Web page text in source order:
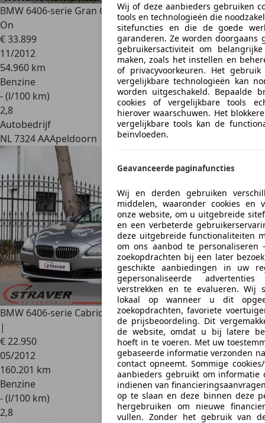
BMW 6406-serie Gran Coupé 640i High Executive | Dealer
On
€ 33.899
11/2012
54.960 km
Benzine
- (l/100 km)
2,8
Autobedrijf
NL 7324 AAApeldoorn
BMW 6406-serie Cabrio 640i High Executive |Head-up |20"
|
€ 22.950
05/2012
160.201 km
Benzine
- (l/100 km)
2,8
Wij of deze aanbieders gebruiken
tools en technologieën die
sitefuncties en die de goede
garanderen. Ze worden doorgaans
gebruikersactiviteit om
maken, zoals het instellen en
of privacyvoorkeuren. Het
vergelijkbare technologieën kan
worden uitgeschakeld. Bepaalde
cookies of vergelijkbare tools
hierover waarschuwen. Het
vergelijkbare tools kan de
beïnvloeden.
Geavanceerde paginafuncties
Wij en derden gebruiken
middelen, waaronder cookies en
onze website, om u uitgebreide
en een verbeterde
deze uitgebreide functionaliteiten
om ons aanbod te personaliseren
zoekopdrachten bij een later
geschikte aanbiedingen in uw
gepersonaliseerde
verstrekken en te evalueren. Wij
lokaal op wanneer u dit
zoekopdrachten, favoriete
de prijsbeoordeling. Dit
de website, omdat u bij latere
hoeft in te voeren. Met uw
gebaseerde informatie verzonden
contact opneemt. Sommige
aanbieders gebruikt om
indienen van
op te slaan en deze binnen deze
hergebruiken om nieuwe
vullen. Zonder het gebruik van